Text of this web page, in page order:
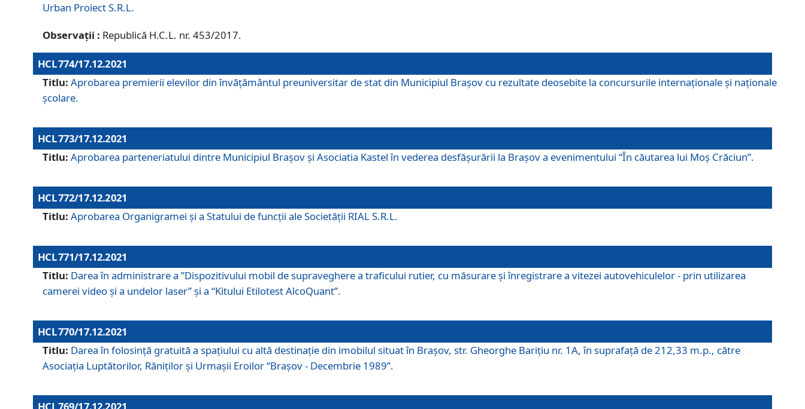
Urban Proiect S.R.L.
Observații : Republică H.C.L. nr. 453/2017.
HCL 774/17.12.2021
Titlu: Aprobarea premierii elevilor din învățământul preuniversitar de stat din Municipiul Brașov cu rezultate deosebite la concursurile internaționale și naționale
școlare.
HCL 773/17.12.2021
Titlu: Aprobarea parteneriatului dintre Municipiul Brașov și Asociatia Kastel în vederea desfăşurării la Brașov a evenimentului “În căutarea lui Moș Crăciun”.
HCL 772/17.12.2021
Titlu: Aprobarea Organigramei şi a Statului de funcţii ale Societăţii RIAL S.R.L.
HCL 771/17.12.2021
Titlu: Darea în administrare a ”Dispozitivului mobil de supraveghere a traficului rutier, cu măsurare și înregistrare a vitezei autovehiculelor - prin utilizarea
camerei video și a undelor laser” și a “Kitului Etilotest AlcoQuant”.
HCL 770/17.12.2021
Titlu: Darea în folosinţă gratuită a spaţiului cu altă destinaţie din imobilul situat în Braşov, str. Gheorghe Bariţiu nr. 1A, în suprafaţă de 212,33 m.p., către
Asociaţia Luptătorilor, Răniţilor şi Urmaşii Eroilor “Braşov - Decembrie 1989”.